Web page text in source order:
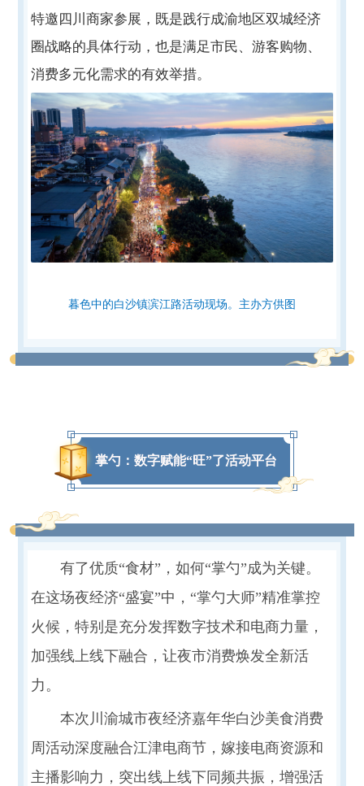
特邀四川商家参展，既是践行成渝地区双城经济
圈战略的具体行动，也是满足市民、游客购物、
消费多元化需求的有效举措。
暮色中的白沙镇滨江路活动现场。主办方供图
掌勺：数字赋能“旺”了活动平台
有了优质“食材”，如何“掌勺”成为关键。
在这场夜经济“盛宴”中，“掌勺大师”精准掌控
火候，特别是充分发挥数字技术和电商力量，
加强线上线下融合，让夜市消费焕发全新活
力。
本次川渝城市夜经济嘉年华白沙美食消费
周活动深度融合江津电商节，嫁接电商资源和
主播影响力，突出线上线下同频共振，增强活